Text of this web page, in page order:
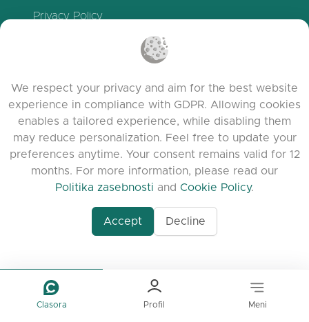
Clasora Profil Meni
Privacy Policy
Release Notes
www.quora.com/
In-the-ever-
of-education-
© 2026 clasora.com platform | Vse pravice
We respect your privacy and aim for the best website
experience in compliance with GDPR. Allowing cookies
enables a tailored experience, while disabling them
may reduce personalization. Feel free to update your
preferences anytime. Your consent remains valid for 12
months. For more information, please read our
Politika zasebnosti and Cookie Policy.
Accept Decline